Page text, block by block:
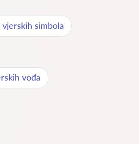
simbola
vođa